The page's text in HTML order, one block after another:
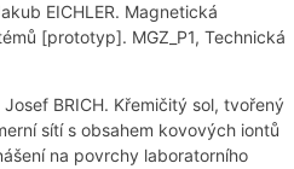
EICHLER. Magnetická
[prototyp]. MGZ_P1, Technická
Josef BRICH. Křemičitý sol, tvořený
sítí s obsahem kovových iontů
na povrchy laboratorního